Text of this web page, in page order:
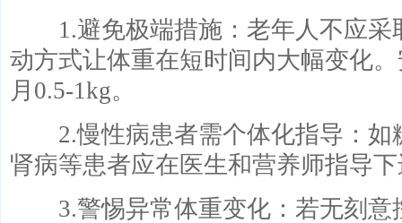
1.避免极端措施：老年人不应采
动方式让体重在短时间内大幅变化
月0.5-1kg。
2.慢性病患者需个体化指导：如
肾病等患者应在医生和营养师指导
3.警惕异常体重变化：若无刻意